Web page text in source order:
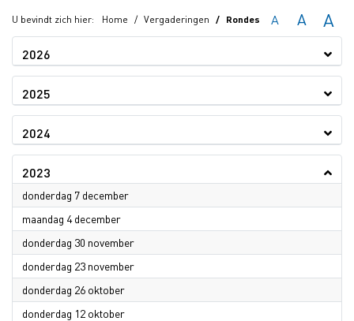
U bevindt zich hier: Home Vergaderingen Rondes A A A
2026
2025
2024
2023
donderdag 7 december2023
maandag 4 december2023
donderdag 30 november2023
donderdag 23 november2023
donderdag 26 oktober2023
donderdag 12 oktober2023